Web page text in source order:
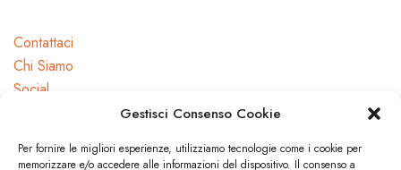
Gestisci Consenso Cookie
Per fornire le migliori esperienze, utilizziamo tecnologie come i cookie per
memorizzare e/o accedere alle informazioni del dispositivo. Il consenso a
Contattaci
Chi Siamo
Social